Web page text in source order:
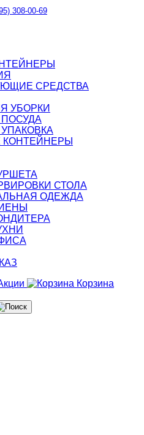
308-00-69
СРЕДСТВА
УБОРКИ
СТОЛА
ОДЕЖДА
Корзина